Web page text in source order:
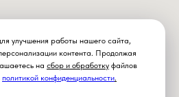
улучшения работы нашего сайта,
контента. Продолжая
на сбор и обработку файлов
политикой конфиденциальности.